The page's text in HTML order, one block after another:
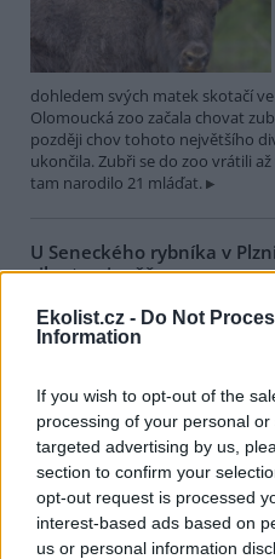
Ekolist.cz - Do Not
Information
If you wish to opt-out of the
processing of your personal
targeted advertising by us,
section to confirm your
opt-out request is processed
interest-based ads based on
us or personal information
dohledem svých matek skotačí
Olomoucká zoo začala chovat
později chov tohoto největšího
ukončila. Zubři se do zoo vrátili
tam narodilo 21 mláďat.
U Seneckého rybníka v
siluetami zvěře
zvířat, QR kódy a mobilní
i dětským skupinám, které chodí
zajistila městská organizace
Plzně, řekl ČTK vedoucí úseku
SVS Richard Havelka.